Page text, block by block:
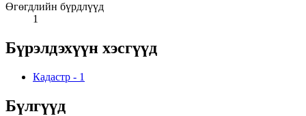
Өгөгдлийн бүрдлүүд
1
Бүрэлдэхүүн хэсгүүд
Кадастр - 1
Бүлгүүд